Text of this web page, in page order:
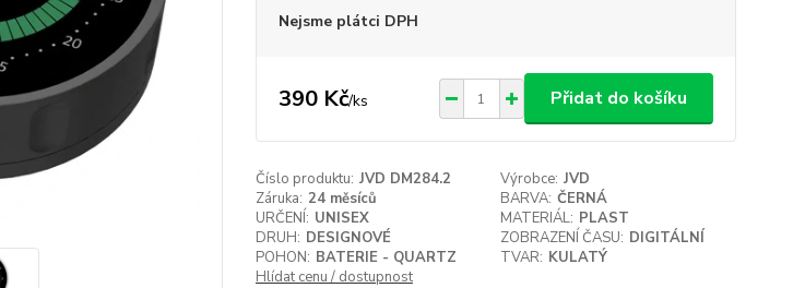
Nejsme plátci DPH
390 Kč/ks Přidat do košíku
Číslo produktu: JVD DM284.2 Výrobce: JVD
Záruka: 24 měsíců BARVA: ČERNÁ
URČENÍ: UNISEX MATERIÁL: PLAST
DRUH: DESIGNOVÉ ZOBRAZENÍ ČASU: DIGITÁLNÍ
POHON: BATERIE - QUARTZ TVAR: KULATÝ
Hlídat cenu / dostupnost